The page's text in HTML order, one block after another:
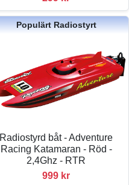
Populärt Radiostyrt
Radiostyrd båt - Adventure
Racing Katamaran - Röd -
2,4Ghz - RTR
999 kr